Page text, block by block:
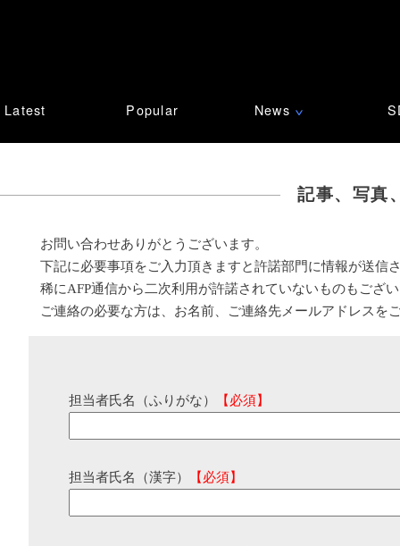
Latest Popular News ∨
記事、写真
お問い合わせありがとうございます。
下記に必要事項をご入力頂きますと許諾部門に情報が送信
稀にAFP通信から二次利用が許諾されていないものもござ
ご連絡の必要な方は、お名前、ご連絡先メールアドレスを
担当者氏名（ふりがな） 【必須】
担当者氏名（漢字） 【必須】